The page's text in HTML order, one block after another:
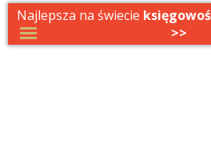
Najlepsza na świecie
>>